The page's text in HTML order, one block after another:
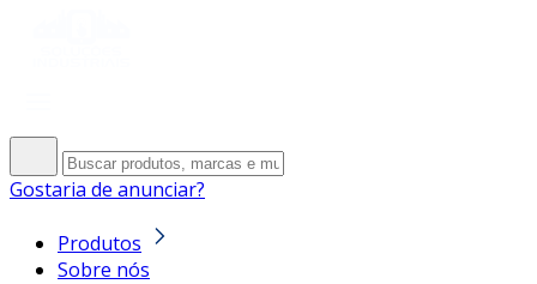
Gostaria de anunciar?
Produtos
Sobre nós